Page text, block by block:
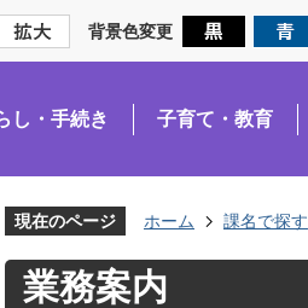
背景色変更
し・手続き 子育て・教育
現在のページ ホーム 課名で探す
業務案内